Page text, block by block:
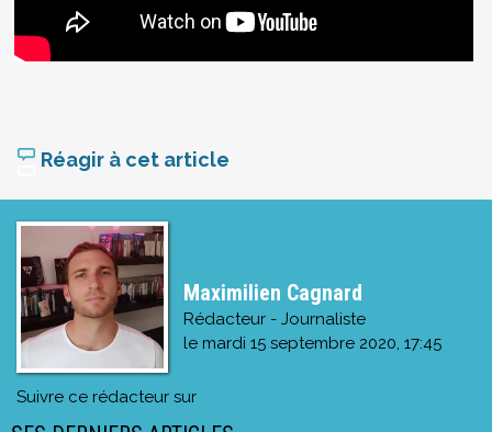
Réagir à cet article
Maximilien Cagnard
Rédacteur - Journaliste
le mardi 15 septembre 2020, 17:45
Suivre ce rédacteur sur